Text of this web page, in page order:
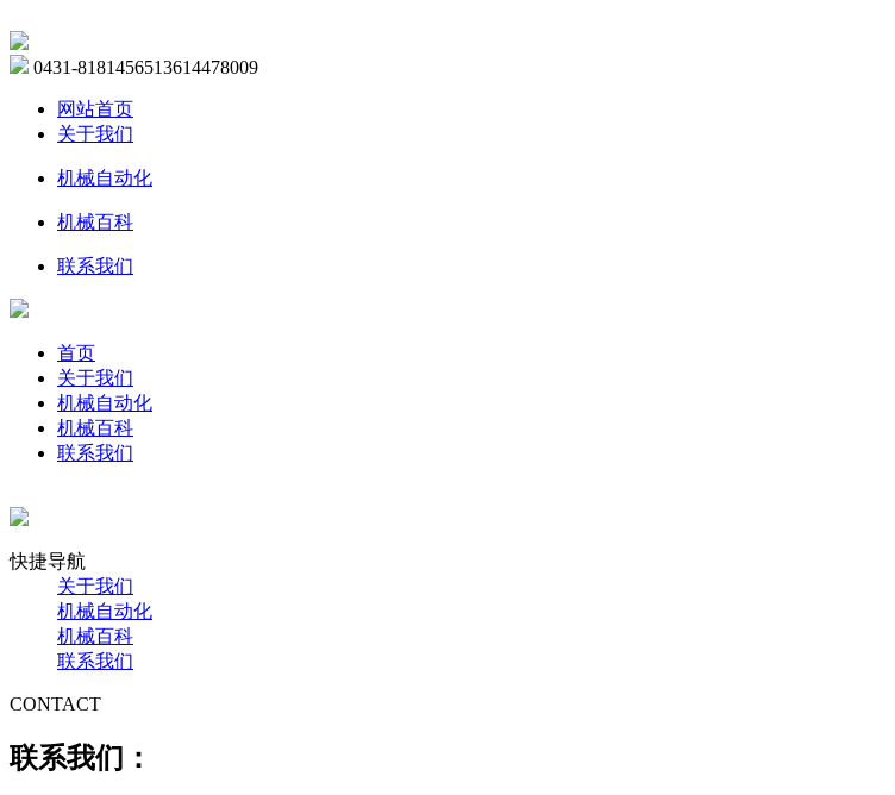
0431-8181456513614478009
网站首页
关于我们
机械自动化
机械百科
联系我们
首页
关于我们
机械自动化
机械百科
联系我们
快捷导航
关于我们
机械自动化
机械百科
联系我们
CONTACT
联系我们：